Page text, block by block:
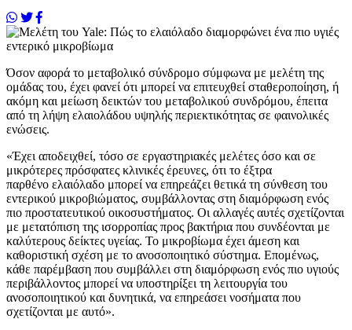
Όσον αφορά το μεταβολικό σύνδρομο σύμφωνα με μελέτη της
ομάδας του, έχει φανεί ότι μπορεί να επιτευχθεί σταθεροποίηση, ή
ακόμη και μείωση δεικτών του μεταβολικού συνδρόμου, έπειτα
από τη λήψη ελαιολάδου υψηλής περιεκτικότητας σε φαινολικές
ενώσεις.
«Έχει αποδειχθεί, τόσο σε εργαστηριακές μελέτες όσο και σε
μικρότερες πρόσφατες κλινικές έρευνες, ότι το έξτρα
παρθένο ελαιόλαδο μπορεί να επηρεάζει θετικά τη σύνθεση του
εντερικού μικροβιώματος, συμβάλλοντας στη διαμόρφωση ενός
πιο προστατευτικού οικοσυστήματος. Οι αλλαγές αυτές σχετίζονται
με μετατόπιση της ισορροπίας προς βακτήρια που συνδέονται με
καλύτερους δείκτες υγείας. Το μικροβίωμα έχει άμεση και
καθοριστική σχέση με το ανοσοποιητικό σύστημα. Επομένως,
κάθε παρέμβαση που συμβάλλει στη διαμόρφωση ενός πιο υγιούς
περιβάλλοντος μπορεί να υποστηρίξει τη λειτουργία του
ανοσοποιητικού και δυνητικά, να επηρεάσει νοσήματα που
σχετίζονται με αυτό».